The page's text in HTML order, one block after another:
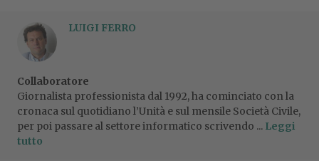
LUIGI FERRO
Collaboratore
Giornalista professionista dal 1992, ha cominciato con la
cronaca sul quotidiano l’Unità e sul mensile Società Civile,
per poi passare al settore informatico scrivendo ... Leggi
tutto